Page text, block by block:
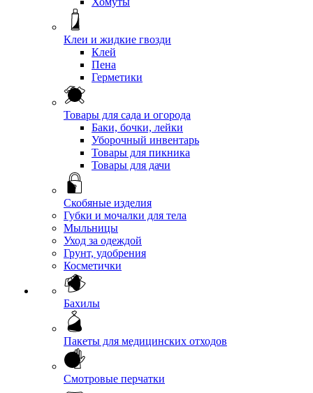
Клеи и жидкие гвозди
Клей
Пена
Герметики
Товары для сада и огорода
Баки, бочки, лейки
Уборочный инвентарь
Товары для пикника
Товары для дачи
Скобяные изделия
Губки и мочалки для тела
Мыльницы
Уход за одеждой
Грунт, удобрения
Косметички
Бахилы
Пакеты для медицинских отходов
Смотровые перчатки